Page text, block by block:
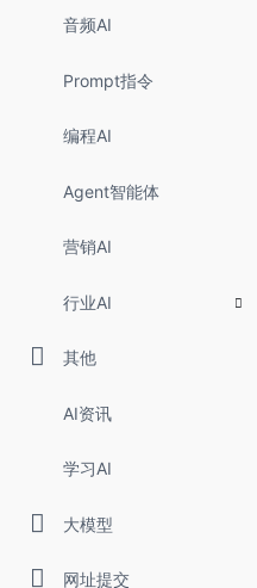
音频AI
Prompt指令
编程AI
Agent智能体
营销AI
行业AI
其他
AI资讯
学习AI
大模型
网址提交